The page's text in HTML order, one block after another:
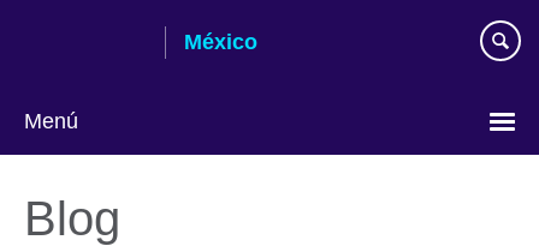
México
Menú
your
language
Blog